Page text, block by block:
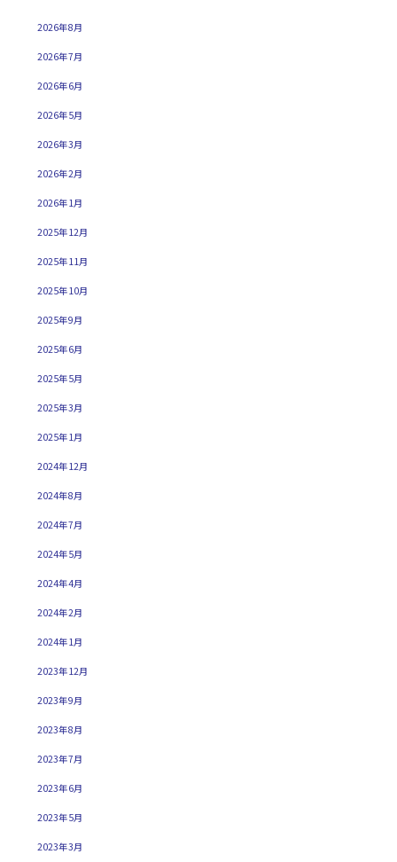
2026年8月
2026年7月
2026年6月
2026年5月
2026年3月
2026年2月
2026年1月
2025年12月
2025年11月
2025年10月
2025年9月
2025年6月
2025年5月
2025年3月
2025年1月
2024年12月
2024年8月
2024年7月
2024年5月
2024年4月
2024年2月
2024年1月
2023年12月
2023年9月
2023年8月
2023年7月
2023年6月
2023年5月
2023年3月